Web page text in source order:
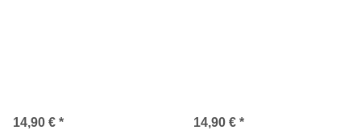
14,90 € * 14,90 € *